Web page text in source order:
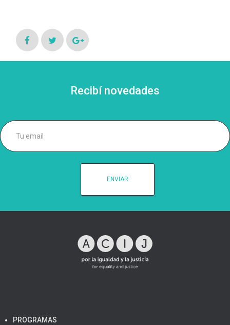
Recibí novedades
PROGRAMAS